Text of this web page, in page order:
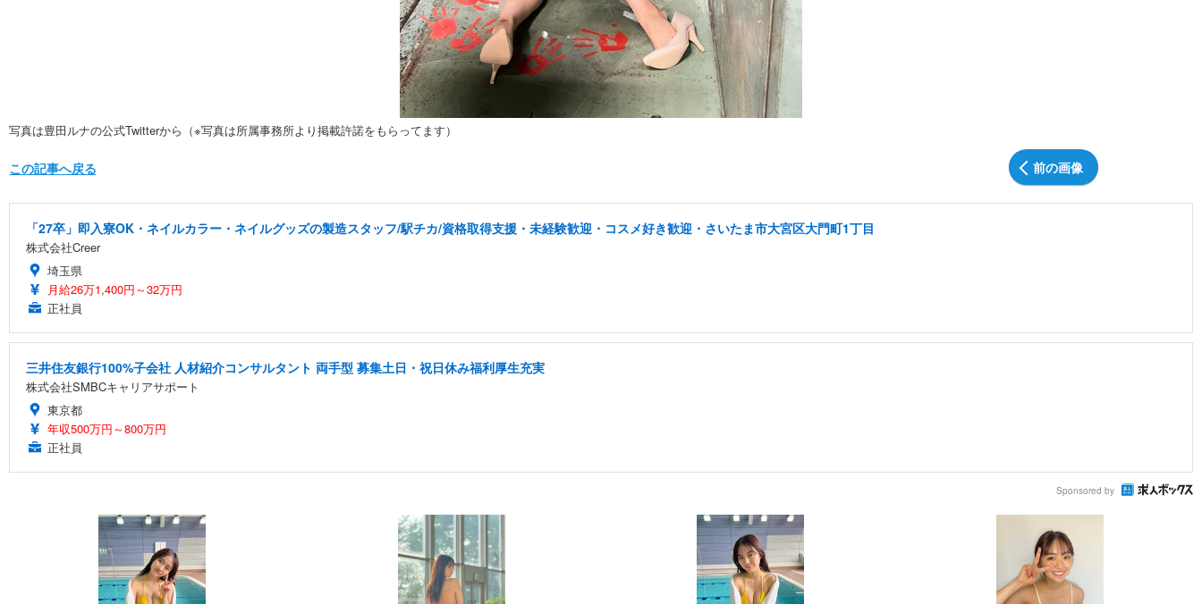
写真は豊田ルナの公式Twitterから（※写真は所属事務所より掲載許諾をもらってます）
前の画像
この記事へ戻る
「27卒」即入寮OK・ネイルカラー・ネイルグッズの製造スタッフ/駅チカ/資格取得支援・未経験歓迎・コスメ好き歓迎・さいたま市大宮区大門町1丁目
株式会社Creer
埼玉県
月給26万1,400円～32万円
正社員
三井住友銀行100%子会社 人材紹介コンサルタント 両手型 募集土日・祝日休み福利厚生充実
株式会社SMBCキャリアサポート
東京都
年収500万円～800万円
正社員
Sponsored by